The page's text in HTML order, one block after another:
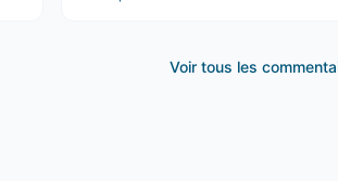
Voir tous les